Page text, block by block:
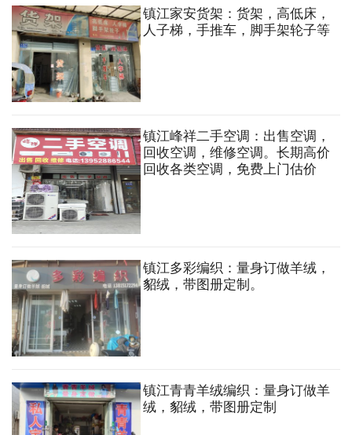
镇江家安货架：货架，高低床，
人子梯，手推车，脚手架轮子等
镇江峰祥二手空调：出售空调，
回收空调，维修空调。长期高价
回收各类空调，免费上门估价
镇江多彩编织：量身订做羊绒，
貂绒，带图册定制。
镇江青青羊绒编织：量身订做羊
绒，貂绒，带图册定制